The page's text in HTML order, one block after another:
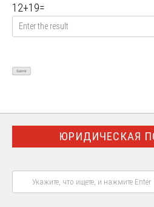
12+19=
ЮРИДИЧЕСКАЯ